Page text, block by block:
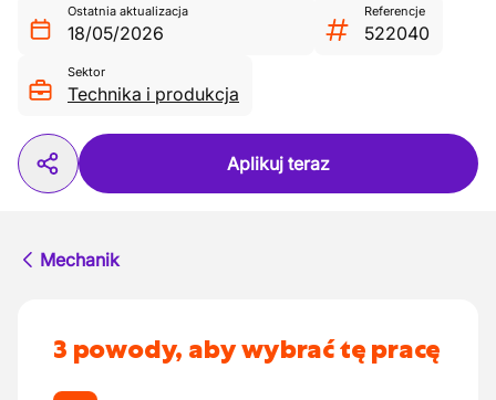
Ostatnia aktualizacja
18/05/2026
Referencje
522040
Sektor
Technika i produkcja
Aplikuj teraz
Mechanik
3 powody, aby wybrać tę pracę